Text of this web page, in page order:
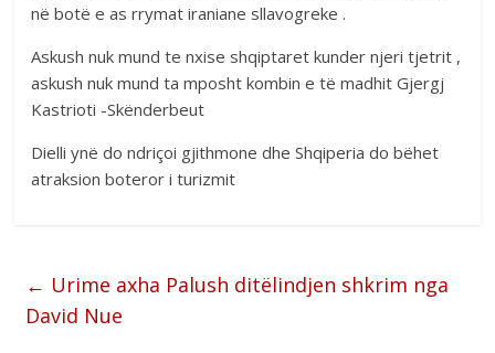
në botë e as rrymat iraniane sllavogreke .
Askush nuk mund te nxise shqiptaret kunder njeri tjetrit ,
askush nuk mund ta mposht kombin e të madhit Gjergj
Kastrioti -Skënderbeut
Dielli ynë do ndriçoi gjithmone dhe Shqiperia do bëhet
atraksion boteror i turizmit
← Urime axha Palush ditëlindjen shkrim nga
David Nue